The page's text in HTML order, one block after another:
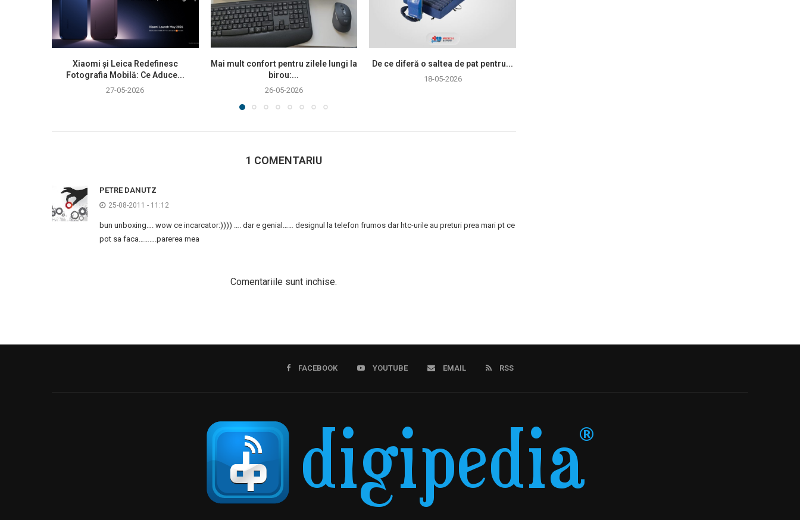
Xiaomi și Leica Redefinesc
Fotografia Mobilă: Ce Aduce...
27-05-2026
Mai mult confort pentru zilele lungi la
birou:...
26-05-2026
De ce diferă o saltea de pat pentru...
18-05-2026
1 COMENTARIU
PETRE DANUTZ
25-08-2011 - 11:12
bun unboxing…. wow ce incarcator:)))) …. dar e genial…… designul la telefon frumos dar htc-urile au preturi prea mari pt ce
pot sa faca……….parerea mea
Comentariile sunt inchise.
FACEBOOK YOUTUBE EMAIL RSS